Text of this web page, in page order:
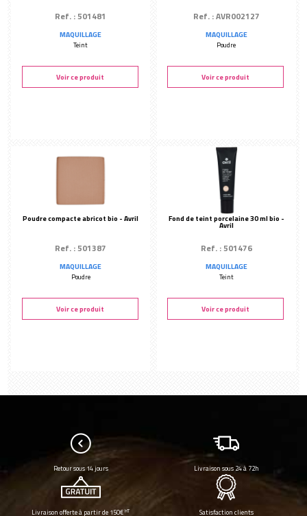
Ref. : 501481
MAQUILLAGE
Teint
Voir ce produit
Ref. : AVR002127
MAQUILLAGE
Poudre
Voir ce produit
Poudre compacte abricot bio - Avril
Ref. : 501387
MAQUILLAGE
Poudre
Voir ce produit
Fond de teint porcelaine 30 ml bio -
Avril
Ref. : 501476
MAQUILLAGE
Teint
Voir ce produit
Retour sous 14 jours Livraison sous 24 à 72h
Livraison offerte à partir de 150€HT Satisfaction clients